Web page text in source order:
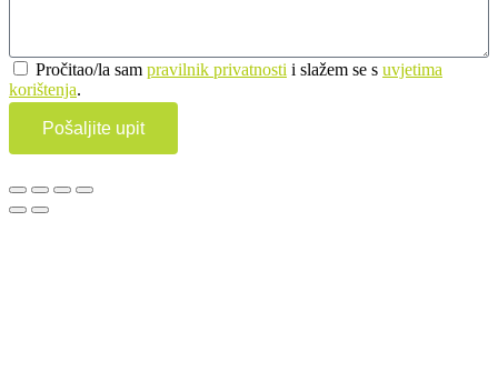
Pročitao/la sam pravilnik privatnosti i slažem se s uvjetima
korištenja.
Pošaljite upit